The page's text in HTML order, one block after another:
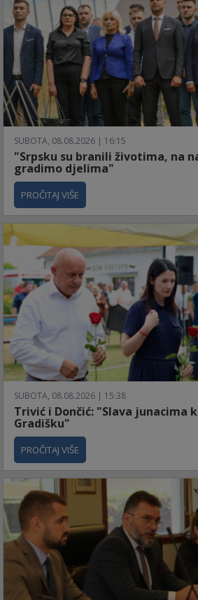
SUBOTA, 08.08.2026 | 16:15
"Srpsku su branili životima, na
gradimo djelima"
PROČITAJ VIŠE
SUBOTA, 08.08.2026 | 15:38
Trivić i Dončić: "Slava junacima
Gradišku"
PROČITAJ VIŠE